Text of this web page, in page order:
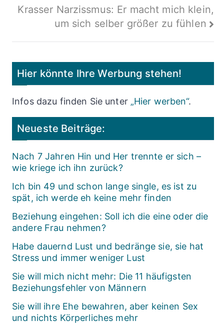
Krasser Narzissmus: Er macht mich klein,
um sich selber größer zu fühlen
Hier könnte Ihre Werbung stehen!
Infos dazu finden Sie unter „Hier werben“.
Neueste Beiträge:
Nach 7 Jahren Hin und Her trennte er sich –
wie kriege ich ihn zurück?
Ich bin 49 und schon lange single, es ist zu
spät, ich werde eh keine mehr finden
Beziehung eingehen: Soll ich die eine oder die
andere Frau nehmen?
Habe dauernd Lust und bedränge sie, sie hat
Stress und immer weniger Lust
Sie will mich nicht mehr: Die 11 häufigsten
Beziehungsfehler von Männern
Sie will ihre Ehe bewahren, aber keinen Sex
und nichts Körperliches mehr